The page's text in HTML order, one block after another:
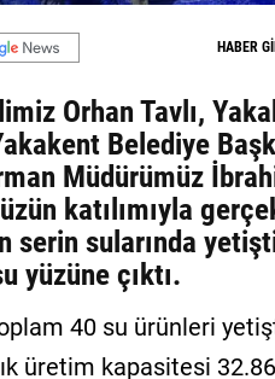
HABER
Orhan Tavlı,
Belediye
Müdürümüz
katılımıyla
serin sularında
yüzüne çıktı.
40 su ürünleri
üretim kapasitesi